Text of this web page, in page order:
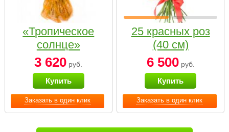
Заказать в один клик
«Тропическое
солнце»
3 620 руб.
Купить
Заказать в один клик
25 красных роз
(40 см)
6 500руб.
Купить